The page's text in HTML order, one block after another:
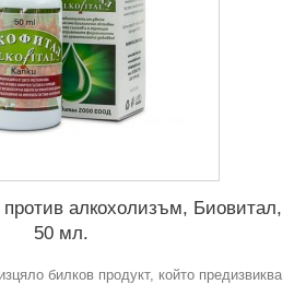
алкохолизъм, Биовитал,
50 мл.
билков продукт, който предизвиква